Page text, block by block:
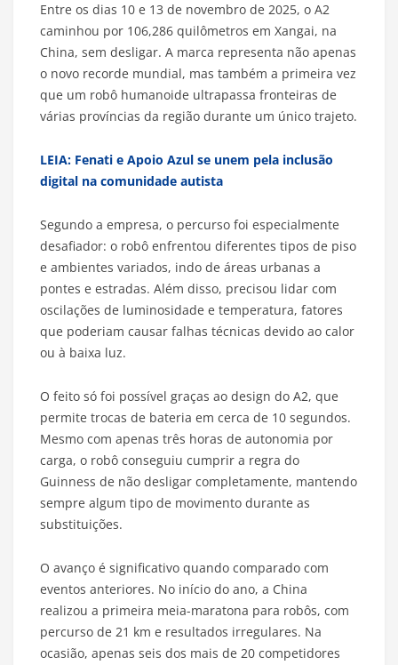
Entre os dias 10 e 13 de novembro de 2025, o A2
caminhou por 106,286 quilômetros em Xangai, na
China, sem desligar. A marca representa não apenas
o novo recorde mundial, mas também a primeira vez
que um robô humanoide ultrapassa fronteiras de
várias províncias da região durante um único trajeto.
LEIA: Fenati e Apoio Azul se unem pela inclusão
digital na comunidade autista
Segundo a empresa, o percurso foi especialmente
desafiador: o robô enfrentou diferentes tipos de piso
e ambientes variados, indo de áreas urbanas a
pontes e estradas. Além disso, precisou lidar com
oscilações de luminosidade e temperatura, fatores
que poderiam causar falhas técnicas devido ao calor
ou à baixa luz.
O feito só foi possível graças ao design do A2, que
permite trocas de bateria em cerca de 10 segundos.
Mesmo com apenas três horas de autonomia por
carga, o robô conseguiu cumprir a regra do
Guinness de não desligar completamente, mantendo
sempre algum tipo de movimento durante as
substituições.
O avanço é significativo quando comparado com
eventos anteriores. No início do ano, a China
realizou a primeira meia-maratona para robôs, com
percurso de 21 km e resultados irregulares. Na
ocasião, apenas seis dos mais de 20 competidores